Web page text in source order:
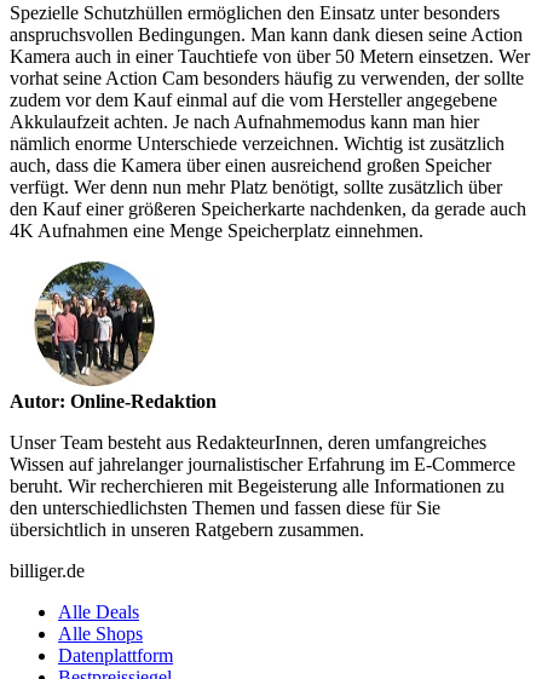
Spezielle Schutzhüllen ermöglichen den Einsatz unter besonders
anspruchsvollen Bedingungen. Man kann dank diesen seine Action
Kamera auch in einer Tauchtiefe von über 50 Metern einsetzen. Wer
vorhat seine Action Cam besonders häufig zu verwenden, der sollte
zudem vor dem Kauf einmal auf die vom Hersteller angegebene
Akkulaufzeit achten. Je nach Aufnahmemodus kann man hier
nämlich enorme Unterschiede verzeichnen. Wichtig ist zusätzlich
auch, dass die Kamera über einen ausreichend großen Speicher
verfügt. Wer denn nun mehr Platz benötigt, sollte zusätzlich über
den Kauf einer größeren Speicherkarte nachdenken, da gerade auch
4K Aufnahmen eine Menge Speicherplatz einnehmen.
Autor: Online-Redaktion
Unser Team besteht aus RedakteurInnen, deren umfangreiches
Wissen auf jahrelanger journalistischer Erfahrung im E-Commerce
beruht. Wir recherchieren mit Begeisterung alle Informationen zu
den unterschiedlichsten Themen und fassen diese für Sie
übersichtlich in unseren Ratgebern zusammen.
billiger.de
Alle Deals
Alle Shops
Datenplattform